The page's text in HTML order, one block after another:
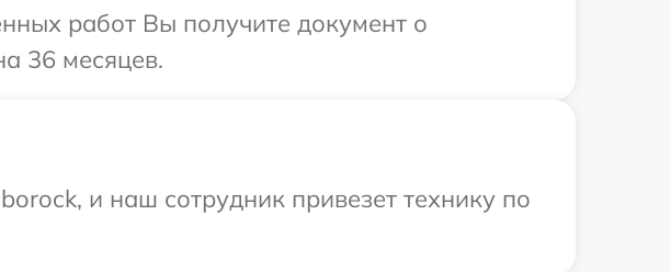
работ Вы получите документ о
36 месяцев.
и наш сотрудник привезет технику по